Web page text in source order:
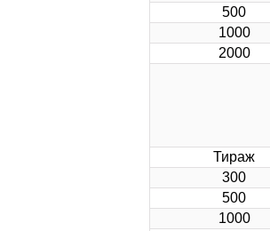
500
1000
2000
Тираж
300
500
1000